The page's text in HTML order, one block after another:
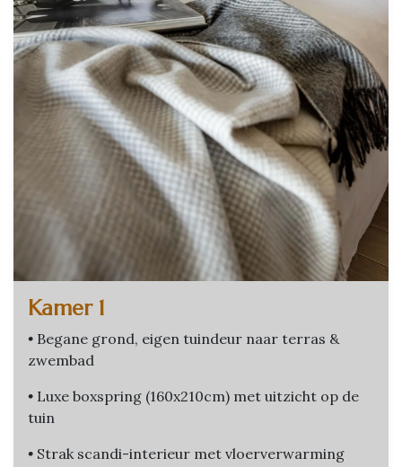
Kamer 1
• Begane grond, eigen tuindeur naar terras &
zwembad
• Luxe boxspring (160x210cm) met uitzicht op de
tuin
• Strak scandi-interieur met vloerverwarming